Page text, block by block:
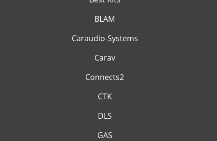
BLAM
Caraudio-Systems
Carav
Connects2
CTK
DLS
GAS